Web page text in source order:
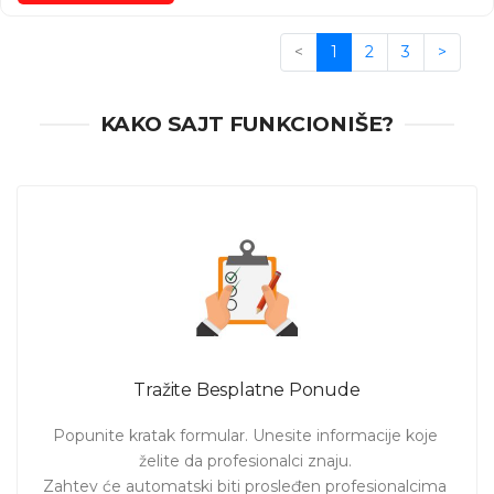
< 1 2 3 >
KAKO SAJT FUNKCIONIŠE?
Tražite Besplatne Ponude
Popunite kratak formular. Unesite informacije koje
želite da profesionalci znaju.
Zahtev će automatski biti prosleđen profesionalcima